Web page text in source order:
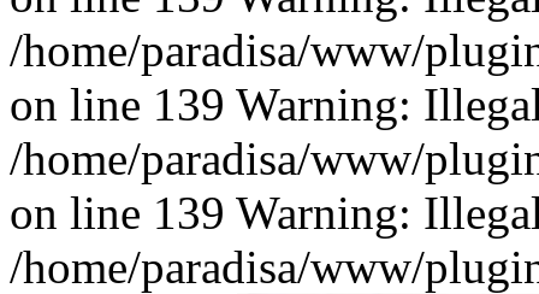
/home/paradisa/www/
on line 139 Warning:
/home/paradisa/www/
on line 139 Warning:
/home/paradisa/www/